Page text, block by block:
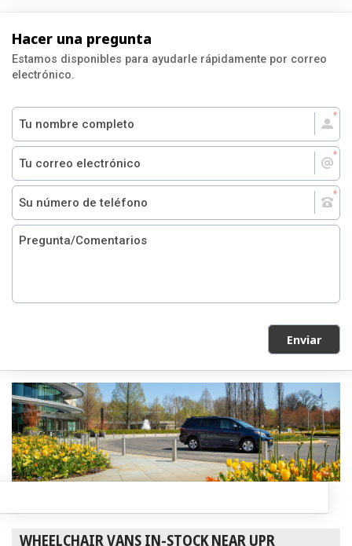
Hacer una pregunta
Estamos disponibles para ayudarle rápidamente por correo
electrónico.
Enviar
WHEELCHAIR VANS IN-STOCK NEAR UPR